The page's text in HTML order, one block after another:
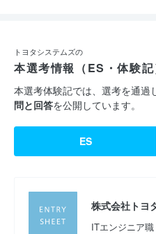
トヨタシステムズの
本選考情報（ES・体験記
本選考体験記では、選考を通過
問と回答を公開しています。
ES
株式会社トヨ
ITエンジニア職